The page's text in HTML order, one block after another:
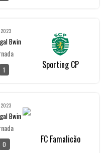
Bwin
1 Sporting CP
2023
Bwin
0 FC Famalicão